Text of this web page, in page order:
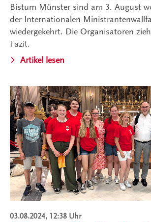
Bistum Münster sind am 3. August
der Internationalen
wiedergekehrt. Die Organisatoren
Fazit.
Artikel lesen
03.08.2024, 12:38 Uhr